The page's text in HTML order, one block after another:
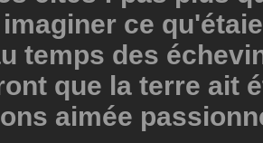
ce
temps des
que la terre ait
aimée